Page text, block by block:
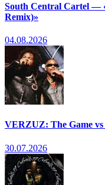
South Central Cartel —
Remix)»
04.08.2026
VERZUZ: The Game vs
30.07.2026